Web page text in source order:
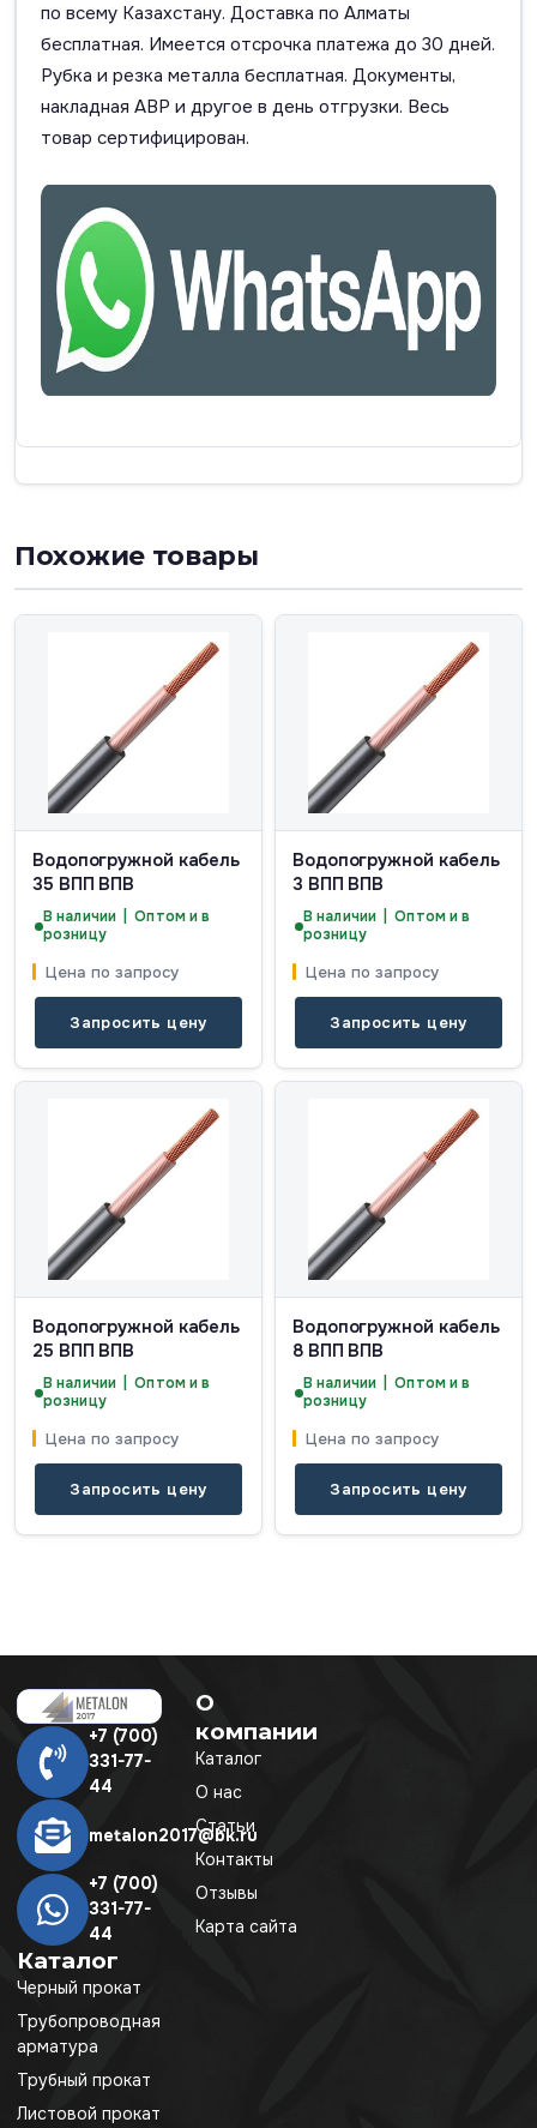
по всему Казахстану. Доставка по Алматы
бесплатная. Имеется отсрочка платежа до 30 дней.
Рубка и резка металла бесплатная. Документы,
накладная АВР и другое в день отгрузки. Весь
товар сертифицирован.
Похожие товары
Водопогружной кабель
35 ВПП ВПВ
В наличии | Оптом и в
розницу
Цена по запросу
Запросить цену
Водопогружной кабель
3 ВПП ВПВ
В наличии | Оптом и в
розницу
Цена по запросу
Запросить цену
Водопогружной кабель
25 ВПП ВПВ
В наличии | Оптом и в
розницу
Цена по запросу
Запросить цену
Водопогружной кабель
8 ВПП ВПВ
В наличии | Оптом и в
розницу
Цена по запросу
Запросить цену
+7 (700)
331-77-
44
metalon2017@bk.ru
+7 (700)
331-77-
44
Каталог
Черный прокат
Трубопроводная
арматура
Трубный прокат
Листовой прокат
О
компании
Каталог
О нас
Статьи
Контакты
Отзывы
Карта сайта